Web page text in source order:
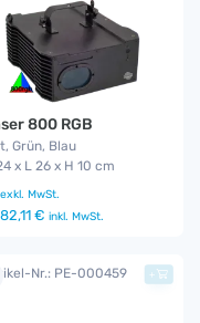
800 RGB
Grün, Blau
x L 26 x H 10 cm
exkl. MwSt.
82,11 € inkl. MwSt.
Nr.: PE-000459 +